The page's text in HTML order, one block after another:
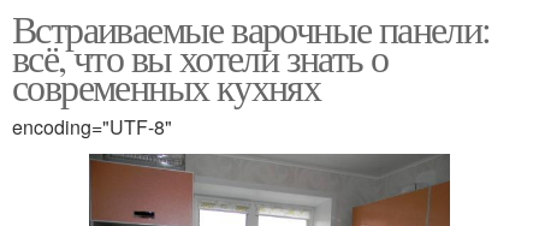
Встраиваемые варочные панели:
всё, что вы хотели знать о
современных кухнях
encoding="UTF-8"